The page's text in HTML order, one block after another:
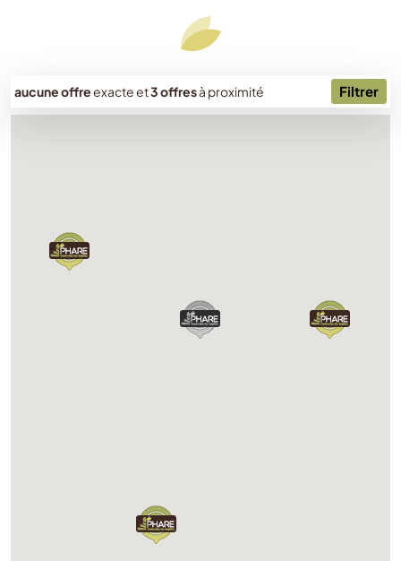
aucune offreexacteet3 offresà proximité Filtrer
Chargement...